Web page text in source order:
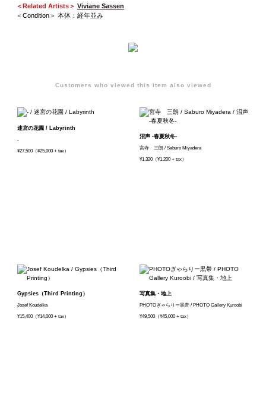
＜Related Artists＞ Viviane Sassen
＜Condition＞ 本体：経年並み
Customers who viewed this item also viewed
迷宮の花園 / Labyrinth
-
¥27,500（¥25,000 + tax）
沼声 -春夏秋冬-
宮寺 三朗 / Saburo Miyadera
¥1,320（¥1,200 + tax）
Gypsies（Third Printing）
Josef Koudelka
¥15,400（¥14,000 + tax）
写真集・地上
PHOTOぎゃらりー黒帯 / PHOTO Gallery Kuroobi
¥49,500（¥45,000 + tax）